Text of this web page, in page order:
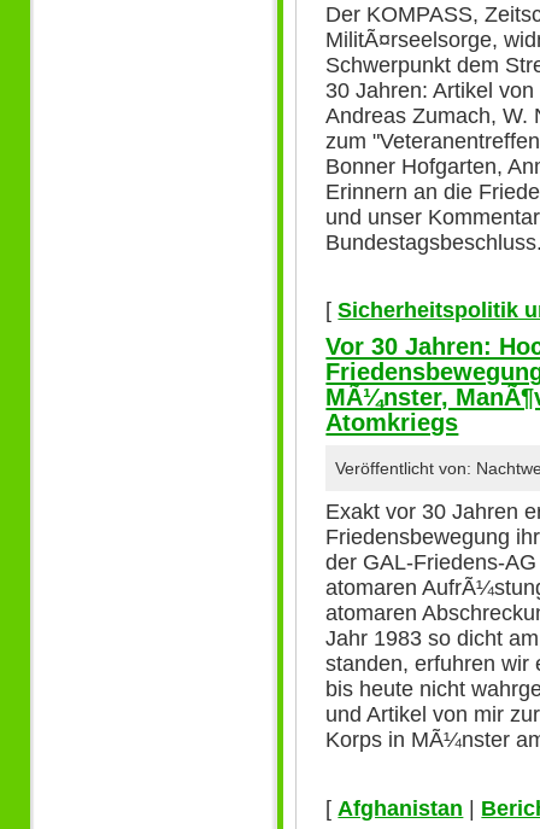
Der KOMPASS,
MilitÃ¤rseelsorge,
Schwerpunkt dem
30 Jahren: Artikel
Andreas Zumach, W.
zum
Bonner Hofgarten,
Erinnern an die
und unser
[Sicherheitspolitik
Vor 30 Jahren:
MÃ¼nster,
Atomkriegs
Veröffentlicht von:
Exakt vor 30 Jahren
Friedensbewegung
der GAL-Friedens-
atomaren
atomaren
Jahr 1983 so dicht
standen, erfuhren wir
bis heute nicht
und Artikel von mir
Korps in MÃ¼nster
[ Afghanistan |